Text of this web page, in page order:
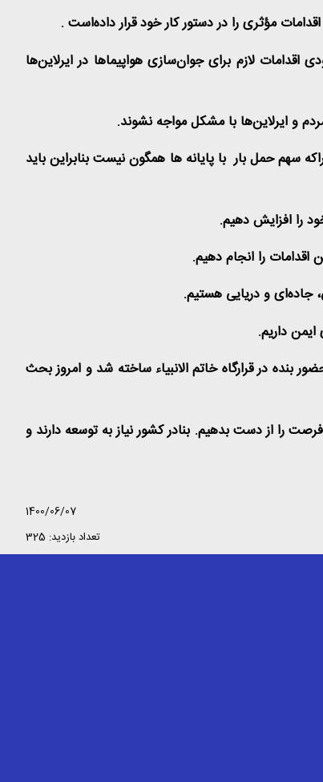
مؤثری را در دستور کار خود قرار داده‌است .
لازم برای جوان‌سازی هواپیماها در ایرلاین‌ها
و ایرلاین‌ها با مشکل مواجه نشوند.
سهم حمل بار با پایانه ها همگون نیست بنابراین باید
را افزایش دهیم.
را انجام دهیم.
جاده‌ای و دریایی هستیم.
داریم.
بنده در قرارگاه خاتم الانبیاء ساخته شد و امروز بحث
این فرصت را از دست بدهیم. بنادر کشور نیاز به توسعه دارند و
1400/06/07
تعداد بازدید: 325